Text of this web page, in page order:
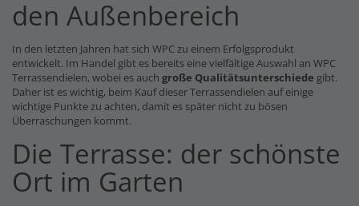
den Außenbereich
In den letzten Jahren hat sich WPC zu einem Erfolgsprodukt
entwickelt. Im Handel gibt es bereits eine vielfältige Auswahl an WPC
Terrassendielen, wobei es auch große Qualitätsunterschiede gibt.
Daher ist es wichtig, beim Kauf dieser Terrassendielen auf einige
wichtige Punkte zu achten, damit es später nicht zu bösen
Überraschungen kommt.
Die Terrasse: der schönste
Ort im Garten